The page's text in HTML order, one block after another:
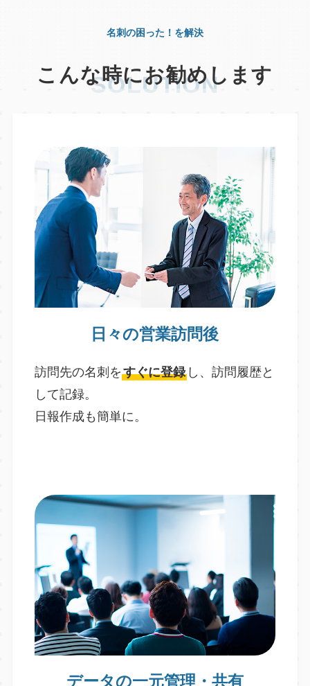
名刺の困った！を解決
SOLUTION
こんな時にお勧めします
日々の営業訪問後
訪問先の名刺をすぐに登録 し、訪問履歴と
して記録。
日報作成も簡単に。
データの一元管理・共有